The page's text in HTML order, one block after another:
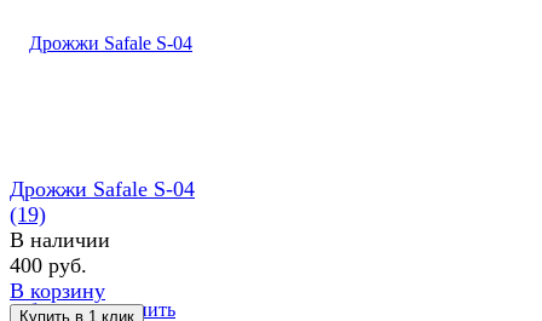
избранное сравнить
Дрожжи Safale S-04
(19)
В наличии
400 руб.
В корзину